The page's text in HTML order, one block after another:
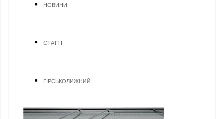
НОВИНИ
СТАТТІ
ГІРСЬКОЛИЖНИЙ